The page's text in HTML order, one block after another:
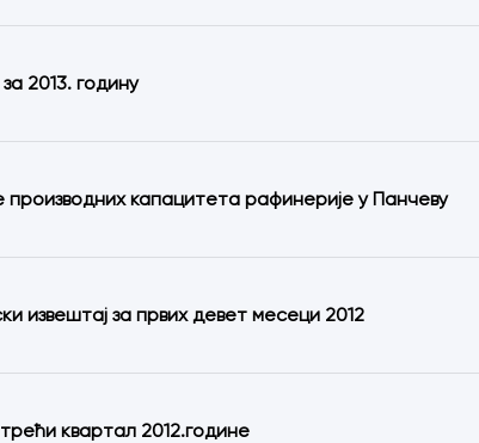
2013. годину
капацитета рафинерије у Панчеву
извештај за првих девет месеци 2012
квартал 2012.године